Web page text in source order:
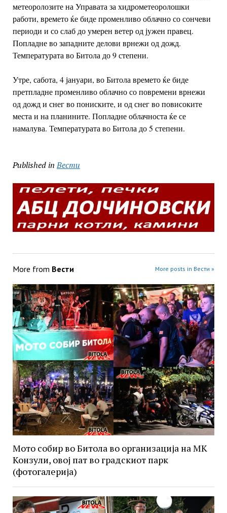
метеоролозите на Управата за хидрометеоролошки
работи, времето ќе биде променливо облачно со сончеви
периоди и со слаб до умерен ветер од јужен правец.
Попладне во западните делови врнежи од дожд.
Температурата во Битола до 9 степени.
Утре, сабота, 4 јануари, во Битола времето ќе биде
претпладне променливо облачно со повремени врнежи
од дожд и снег во пониските, и од снег во повисоките
места и на планините. Попладне облачноста ќе се
намалува. Температурата во Битола до 5 степени.
Published in Вести
More from Вести More posts in Вести »
Мото собир во Битола во организација на МК
Конзули, овој пат во градскиот парк
(фотогалерија)